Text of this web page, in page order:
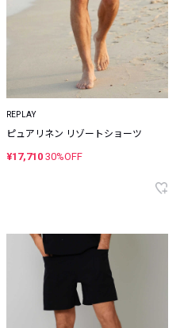
REPLAY
ピュアリネン リゾートショーツ
¥17,710 30%OFF